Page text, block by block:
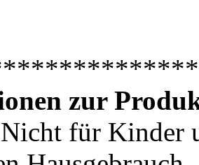
zur
für Kinder